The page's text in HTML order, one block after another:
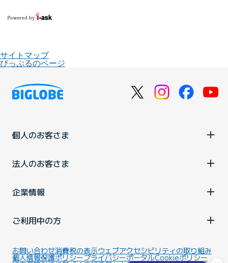
サイトマップ
びっぷるのページ
個人のお客さま
法人のお客さま
企業情報
ご利用中の方
お問い合わせ消費税の表示ウェブアクセシビリティの取り組み
個人情報保護ポリシープライバシーポータルCookieポリシー